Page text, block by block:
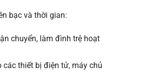
bạc và thời gian:
chuyển, làm đình trệ hoạt
thiết bị điện tử, máy chủ